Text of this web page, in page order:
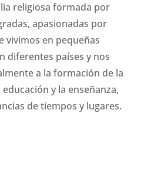
religiosa formada por
apasionadas por
vivimos en pequeñas
diferentes países y nos
a la formación de la
y la enseñanza,
de tiempos y lugares.